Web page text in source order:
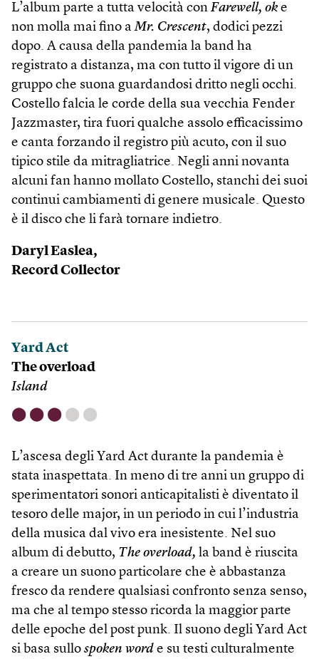
L’album parte a tutta velocità con Fare­well, ok e
non molla mai fino aMr. Crescent, dodici pezzi
dopo. A causa della pandemia la band ha
registrato a distanza, ma con tutto il vigore di un
gruppo che suona guardandosi dritto negli occhi.
Costello falcia le corde della sua vecchia Fender
Jazzmaster, tira fuori qualche assolo efficacissimo
e canta forzando il registro più acuto, con il suo
tipico stile da mitragliatrice. Negli anni novanta
alcuni fan hanno mollato Costello, stanchi dei suoi
continui cambiamenti di genere musicale. Questo
è il disco che li farà tornare indietro.
Daryl Easlea,
Record Collector
Yard Act
The overload
Island
⬤ ⬤ ⬤ ⬤ ⬤
L’ascesa degli Yard Act durante la pandemia è
stata inaspettata. In meno di tre anni un gruppo di
sperimentatori sonori anticapitalisti è diventato il
tesoro delle major, in un periodo in cui l’industria
della musica dal vivo era inesistente. Nel suo
album di debutto, The overload, la band è riuscita
a creare un suono particolare che è abbastanza
fresco da rendere qualsiasi confronto senza senso,
ma che al tempo stesso ricorda la maggior parte
delle epoche del post punk. Il suono degli Yard Act
si basa sullo spoken word e su testi culturalmente